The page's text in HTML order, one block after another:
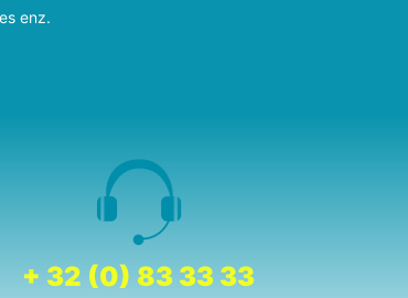
enz.
+ 32 (0) 83 33 33